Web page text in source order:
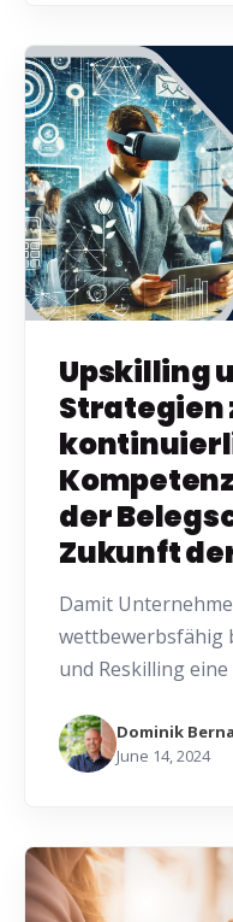
Upskilling
Strategien
der
Zukunft
Damit
wettbewerbsfähig
und Reskilling
Dominik
June 14, 2024